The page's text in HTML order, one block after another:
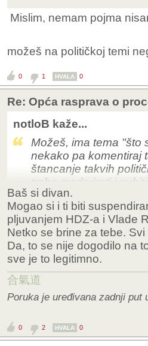
Mislim, nemam pojma
možeš na političkoj temi
0 1 HVALA 0
Re: Opća rasprava o
notloB kaže...
Možeš, ima tema "što
nekako pa komentiraj
štancanje takvih
treba moderirati i
štancanim temama,
vjerujem da je to
Baš si divan.
Mogao si i ti biti
pljuvanjem HDZ-a i Vlade
Netko se brine za tebe.
Da, to se nije dogodilo na
sve je to legitimno.
合氣道
Poruka je uređivana zadnji put
0 2 HVALA 0